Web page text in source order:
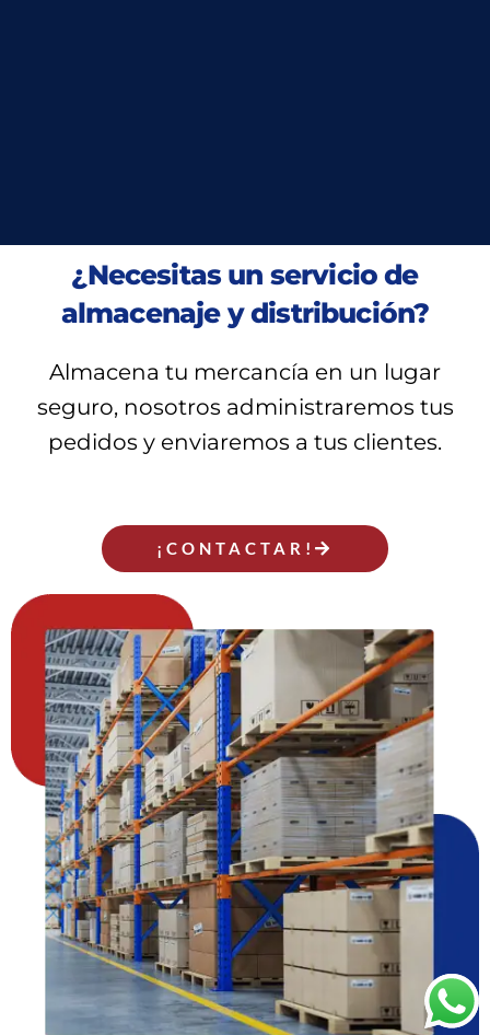
¿Necesitas un servicio de
almacenaje y distribución?
Almacena tu mercancía en un lugar
seguro, nosotros administraremos tus
pedidos y enviaremos a tus clientes.
¡CONTACTAR!